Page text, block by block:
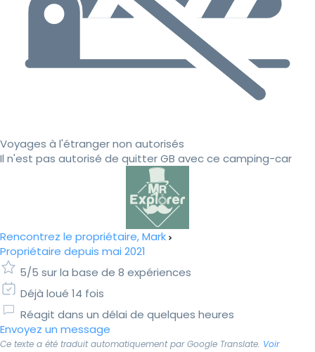
Voyages à l'étranger non autorisés
Il n'est pas autorisé de quitter GB avec ce camping-car
Rencontrez le propriétaire, Mark
Propriétaire depuis mai 2021
5/5 sur la base de 8 expériences
Déjà loué 14 fois
Réagit dans un délai de quelques heures
Envoyez un message
Ce texte a été traduit automatiquement par Google Translate. Voir